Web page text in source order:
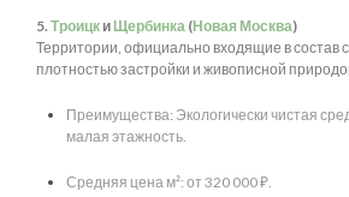
5. Троицк иЩербинка (Новая Москва)
Территории, официально входящие в состав
плотностью застройки и живописной
Преимущества: Экологически чистая
малая этажность.
Средняя цена м²: от 320 000 ₽.